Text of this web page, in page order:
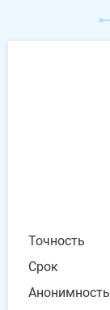
Точность
Срок
Анонимность